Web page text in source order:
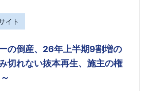
イト
の倒産、26年上半期9割増の
れない抜本再生、施主の権